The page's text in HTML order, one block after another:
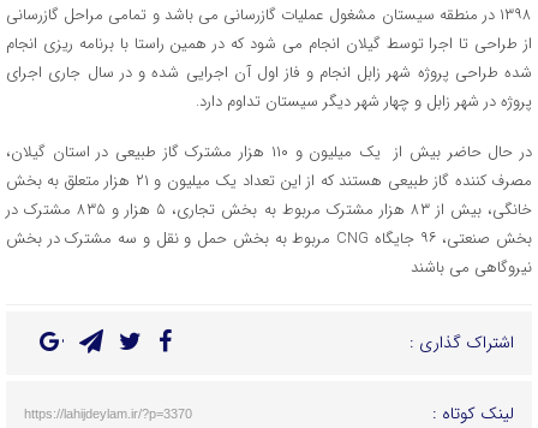
۱۳۹۸ در منطقه سیستان مشغول عملیات گازرسانی می باشد و تمامی مراحل گازرسانی
از طراحی تا اجرا توسط گیلان انجام می شود که در همین راستا با برنامه ریزی انجام
شده طراحی پروژه شهر زابل انجام و فاز اول آن اجرایی شده و در سال جاری اجرای
پروژه در شهر زابل و چهار شهر دیگر سیستان تداوم دارد.
در حال حاضر بیش از یک میلیون و ۱۱۰ هزار مشترک گاز طبیعی در استان گیلان،
مصرف کننده گاز طبیعی هستند که از این تعداد یک میلیون و ۲۱ هزار متعلق به بخش
خانگی، بیش از ۸۳ هزار مشترک مربوط به بخش تجاری، ۵ هزار و ۸۳۵ مشترک در
بخش صنعتی، ۹۶ جایگاه CNG مربوط به بخش حمل و نقل و سه مشترک در بخش
نیروگاهی می باشند
اشتراک گذاری :
لینک کوتاه : https://lahijdeylam.ir/?p=3370